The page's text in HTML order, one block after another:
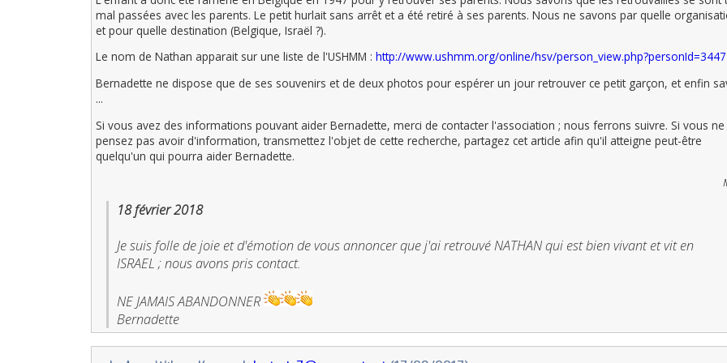
mal passées avec les parents. Le petit hurlait sans arrêt et a été retiré à ses parents. Nous ne savons par quelle
et pour quelle destination (Belgique, Israël ?).
Le nom de Nathan apparait sur une liste de l'USHMM : http://www.ushmm.org/online/hsv/
Bernadette ne dispose que de ses souvenirs et de deux photos pour espérer un jour retrouver ce petit garçon, et enfin
...
Si vous avez des informations pouvant aider Bernadette, merci de contacter l'association ; nous ferrons suivre. Si vous ne
pensez pas avoir d'information, transmettez l'objet de cette recherche, partagez cet article afin qu'il atteigne peut-être
quelqu'un qui pourra aider Bernadette.
18 février 2018
Je suis folle de joie et d'émotion de vous annoncer que j'ai retrouvé NATHAN qui est bien vivant et vit en
ISRAEL ; nous avons pris contact.
NE JAMAIS ABANDONNER
Bernadette